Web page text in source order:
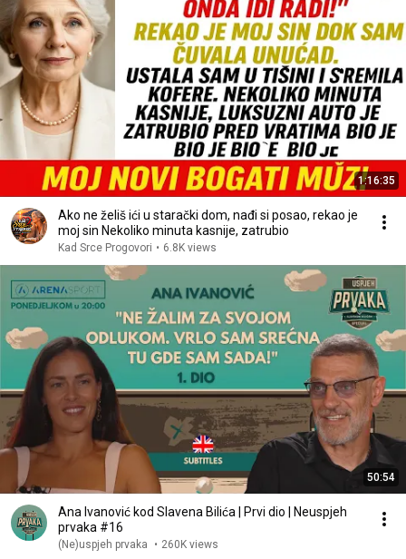
1:16:35
Ako ne želiš ići u starački dom, nađi si posao, rekao je
moj sin Nekoliko minuta kasnije, zatrubio
Kad Srce Progovori • 6.8K views
50:54
Ana Ivanović kod Slavena Bilića | Prvi dio | Neuspjeh
prvaka #16
(Ne)uspjeh prvaka • 260K views